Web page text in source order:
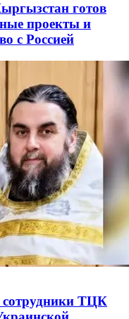
готов
проекты и
с Россией
ТЦК